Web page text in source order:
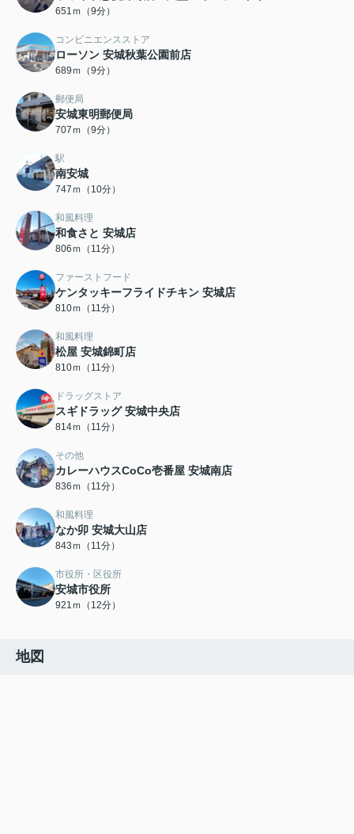
651ｍ（9分）
コンビニエンスストア
ローソン 安城秋葉公園前店
689ｍ（9分）
郵便局
安城東明郵便局
707ｍ（9分）
駅
南安城
747ｍ（10分）
和風料理
和食さと 安城店
806ｍ（11分）
ファーストフード
ケンタッキーフライドチキン 安城店
810ｍ（11分）
和風料理
松屋 安城錦町店
810ｍ（11分）
ドラッグストア
スギドラッグ 安城中央店
814ｍ（11分）
その他
カレーハウスCoCo壱番屋 安城南店
836ｍ（11分）
和風料理
なか卯 安城大山店
843ｍ（11分）
市役所・区役所
安城市役所
921ｍ（12分）
地図